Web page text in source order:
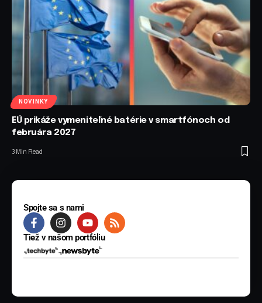
NOVINKY
EÚ prikáže vymeniteľné batérie v smartfónoch od
februára 2027
3 Min Read
Spojte sa s nami
Tiež v našom portfóliu